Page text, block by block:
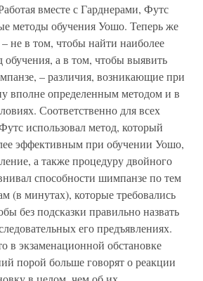
вместе с Гарднерами, Футс
методы обучения Уошо. Теперь же
не в том, чтобы найти наиболее
а в том, чтобы выявить
– различия, возникающие при
вполне определенным методом и в
Соответственно для всех
использовал метод, который
эффективным при обучении Уошо,
а также процедуру двойного
способности шимпанзе по тем
(в минутах), которые требовались
без подсказки правильно назвать
его предъявлениях.
в экзаменационной обстановке
порой больше говорят о реакции